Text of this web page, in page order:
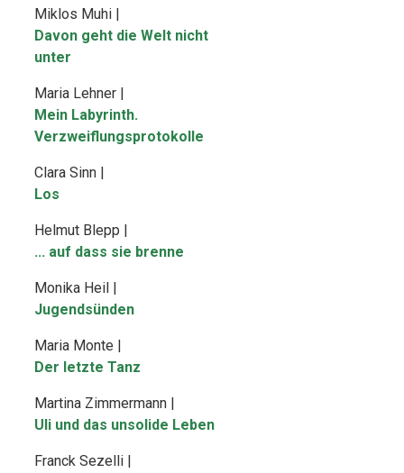
Miklos Muhi |
Davon geht die Welt nicht
unter
Maria Lehner |
Mein Labyrinth.
Verzweiflungsprotokolle
Clara Sinn |
Los
Helmut Blepp |
... auf dass sie brenne
Monika Heil |
Jugendsünden
Maria Monte |
Der letzte Tanz
Martina Zimmermann |
Uli und das unsolide Leben
Franck Sezelli |